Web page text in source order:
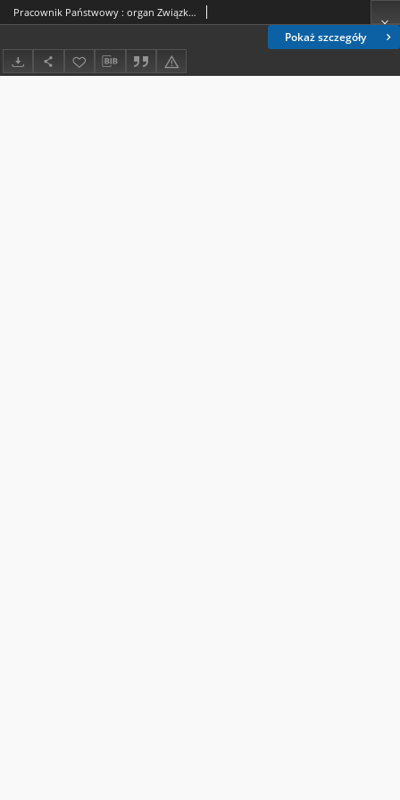
Pokaż szczegóły
Pracownik Państwowy : organ Związku Zawodowego Pracowników Państwowych R. P. - R. 4, nr 12 [39] (1 grudzień 1949)